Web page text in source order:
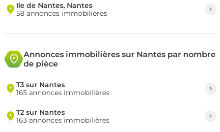
Ile de Nantes, Nantes
58 annonces immobilières
Annonces immobilières sur Nantes par nombre
de pièce
T3 sur Nantes
165 annonces immobilières
T2 sur Nantes
163 annonces immobilières